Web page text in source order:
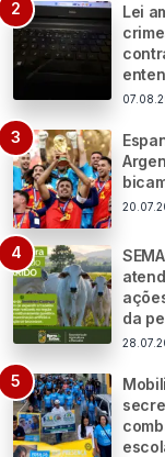
Lei
da